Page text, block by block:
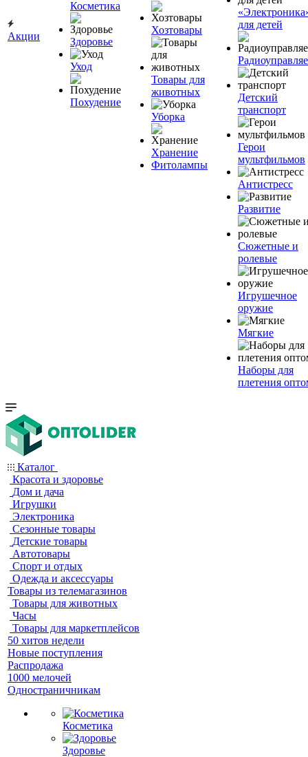
Акции
Косметика
Здоровье
Уход
Похудение
Хозтовары
Товары для
животных
Уборка
Хранение
Фитолампы
для детей
Детский
транспорт
Герои
мультфильмов
Антистресс
Развитие
Сюжетные и
ролевые
Игрушечное
оружие
Мягкие
Наборы для
плетения
Каталог
Красота и здоровье
Дом и дача
Игрушки
Электроника
Сезонные товары
Детские товары
Автотовары
Спорт и отдых
Одежда и аксессуары
Товары из телемагазинов
Товары для животных
Часы
Товары для маркетплейсов
50 хитов недели
Новые поступления
Распродажа
1000 мелочей
Одностраничникам
Косметика
Здоровье